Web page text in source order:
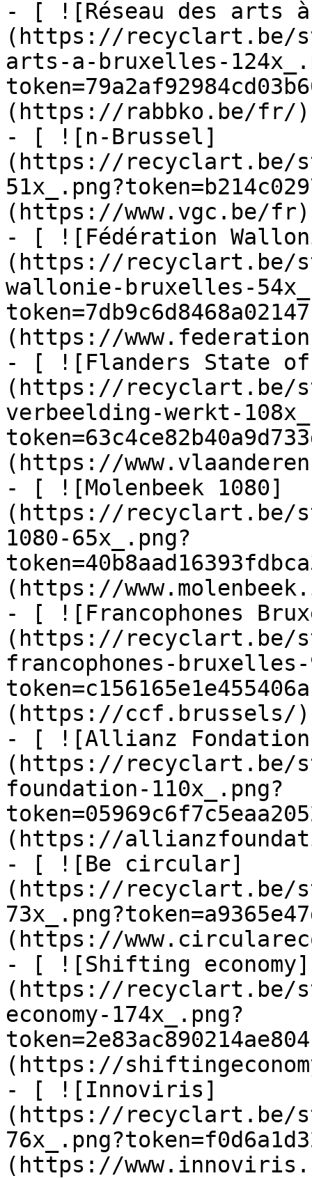
- [ ![Réseau des arts
(https://recyclart.be/
arts-a-bruxelles-
(https://rabbko.be/fr/)
- [ ![n-Brussel]
(https://recyclart.be/
(https://www.vgc.be/fr)
- [ ![Fédération
(https://recyclart.be/
wallonie-bruxelles-
(https://
- [ ![Flanders State
(https://recyclart.be/
verbeelding-werkt-
(https://
- [ ![Molenbeek 1080]
(https://recyclart.be/
1080-65x_.png?
(https://
- [ ![Francophones
(https://recyclart.be/
francophones-bruxelles-
(https://ccf.brussels/)
- [ ![Allianz
(https://recyclart.be/
foundation-110x_.png?
(https://
- [ ![Be circular]
(https://recyclart.be/
(https://
- [ ![Shifting economy]
(https://recyclart.be/
economy-174x_.png?
(https://
- [ ![Innoviris]
(https://recyclart.be/
(https://